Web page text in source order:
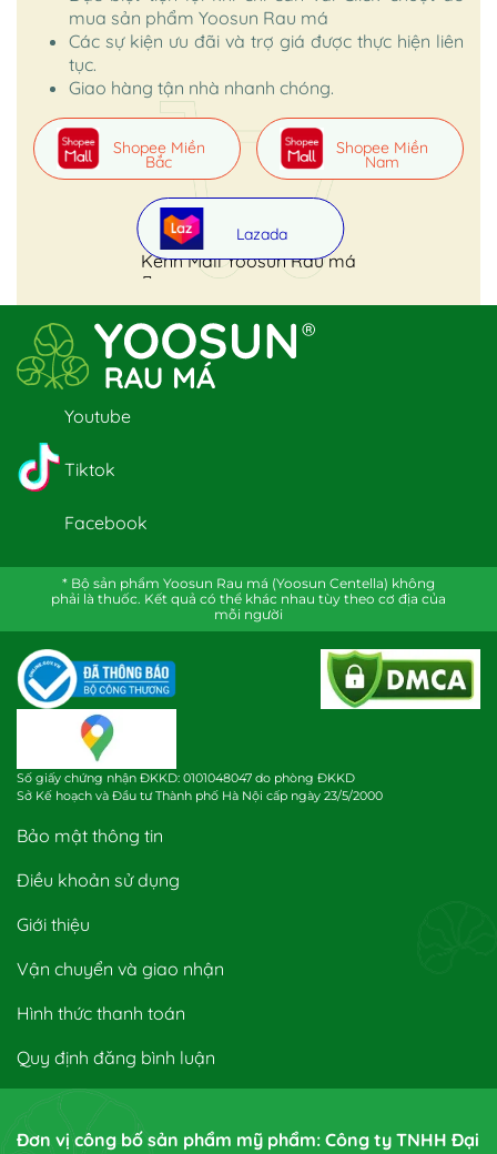
mua sản phẩm Yoosun Rau má
Các sự kiện ưu đãi và trợ giá được thực hiện liên
tục.
Giao hàng tận nhà nhanh chóng.
Kênh Mall Yoosun Rau má
Shopee Miền
Bắc
Shopee Miền
Nam
Lazada
Youtube
Tiktok
Facebook
* Bộ sản phẩm Yoosun Rau má (Yoosun Centella) không
phải là thuốc. Kết quả có thể khác nhau tùy theo cơ địa của
mỗi người
Số giấy chứng nhận ĐKKD: 0101048047 do phòng ĐKKD
Sở Kế hoạch và Đầu tư Thành phố Hà Nội cấp ngày 23/5/2000
Bảo mật thông tin
Điều khoản sử dụng
Giới thiệu
Vận chuyển và giao nhận
Hình thức thanh toán
Quy định đăng bình luận
Đơn vị công bố sản phẩm mỹ phẩm: Công ty TNHH Đại